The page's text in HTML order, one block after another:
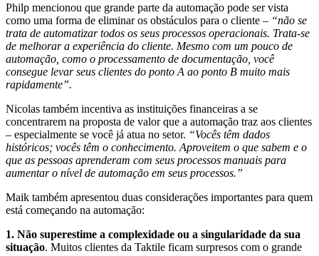
Philp mencionou que grande parte da automação pode ser vista
como uma forma de eliminar os obstáculos para o cliente – “não se
trata de automatizar todos os seus processos operacionais. Trata-se
de melhorar a experiência do cliente. Mesmo com um pouco de
automação, como o processamento de documentação, você
consegue levar seus clientes do ponto A ao ponto B muito mais
rapidamente”.
Nicolas também incentiva as instituições financeiras a se
concentrarem na proposta de valor que a automação traz aos clientes
– especialmente se você já atua no setor. “Vocês têm dados
históricos; vocês têm o conhecimento. Aproveitem o que sabem e o
que as pessoas aprenderam com seus processos manuais para
aumentar o nível de automação em seus processos.”
Maik também apresentou duas considerações importantes para quem
está começando na automação:
1. Não superestime a complexidade ou a singularidade da sua
situação. Muitos clientes da Taktile ficam surpresos com o grande